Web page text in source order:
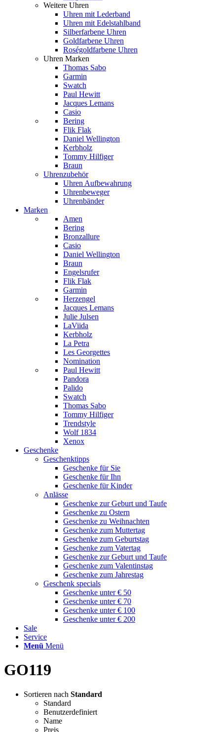
Weitere Uhren
Uhren mit Lederband
Uhren mit Edelstahlband
Silberfarbene Uhren
Goldfarbene Uhren
Roségoldfarbene Uhren
Uhren Marken
Thomas Sabo
Garmin
Swatch
Paul Hewitt
Jacques Lemans
Casio
Bering
Flik Flak
Daniel Wellington
Kerbholz
Tommy Hilfiger
Braun
Uhrenzubehör
Uhren Aufbewahrung
Uhrenbeweger
Uhrenbänder
Marken
Amen
Bering
Bronzallure
Casio
Daniel Wellington
Braun
Engelsrufer
Flik Flak
Garmin
Herzengel
Jacques Lemans
Julie Julsen
LaViida
Kerbholz
La Petra
Les Georgettes
Nomination
Paul Hewitt
Pandora
Palido
Swatch
Thomas Sabo
Tommy Hilfiger
Trendstyle
Wolf 1834
Xenox
Geschenke
Geschenktipps
Geschenke für Sie
Geschenke für Ihn
Geschenke für Kinder
Anlässe
Geschenke zur Geburt und Taufe
Geschenke zu Ostern
Geschenke zu Weihnachten
Geschenke zum Muttertag
Geschenke zum Geburtstag
Geschenke zum Vatertag
Geschenke zur Geburt und Taufe
Geschenke zum Valentinstag
Geschenke zum Jahrestag
Geschenk specials
Geschenke unter € 50
Geschenke unter € 70
Geschenke unter € 100
Geschenke unter € 200
Sale
Service
Menü Menü
GO119
Sortieren nach Standard
Standard
Benutzerdefiniert
Name
Preis